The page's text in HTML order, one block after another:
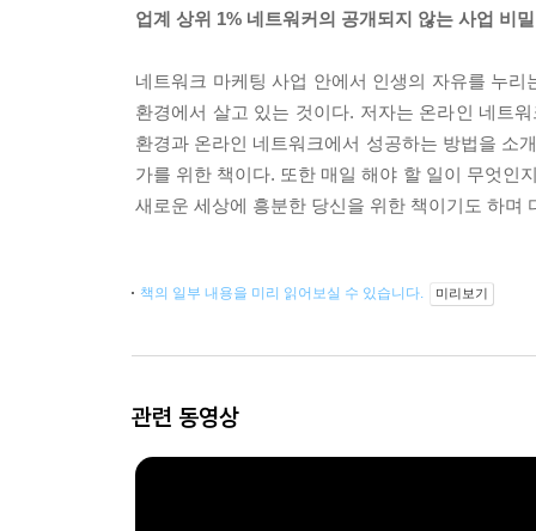
업계 상위 1% 네트워커의 공개되지 않는 사업 비
네트워크 마케팅 사업 안에서 인생의 자유를 누
환경에서 살고 있는 것이다. 저자는 온라인 네트
환경과 온라인 네트워크에서 성공하는 방법을 소
가를 위한 책이다. 또한 매일 해야 할 일이 무엇인
새로운 세상에 흥분한 당신을 위한 책이기도 하며
책의 일부 내용을 미리 읽어보실 수 있습니다. 미리보기
관련 동영상